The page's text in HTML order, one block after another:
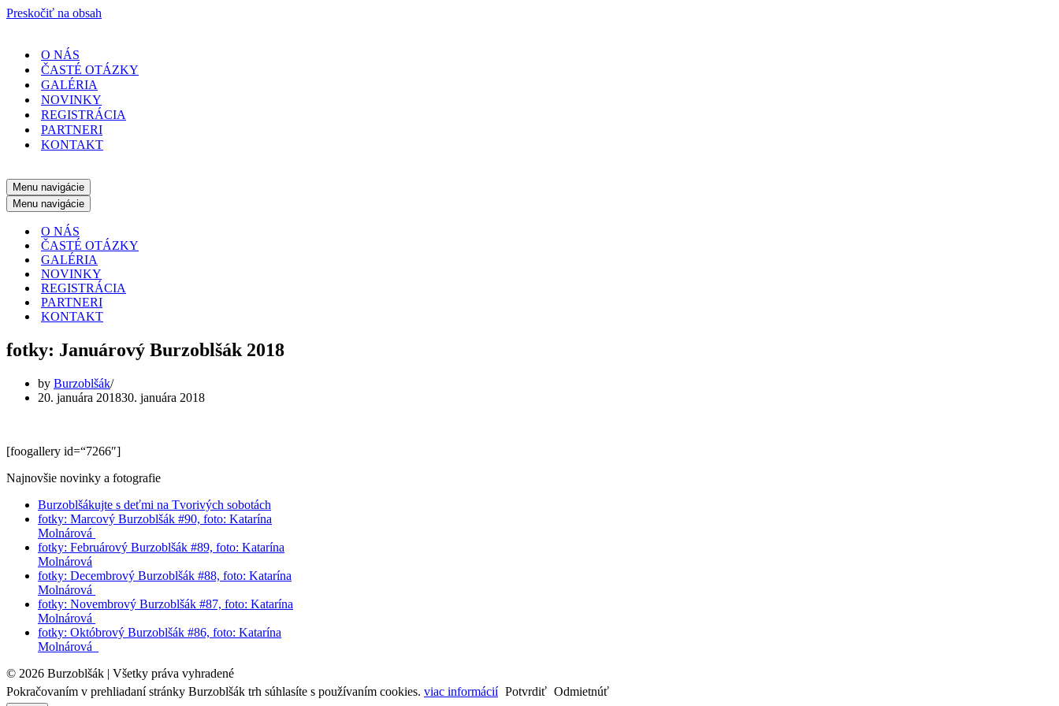
Preskočiť na obsah
O NÁS
ČASTÉ OTÁZKY
GALÉRIA
NOVINKY
REGISTRÁCIA
PARTNERI
KONTAKT
Menu navigácie
Menu navigácie
O NÁS
ČASTÉ OTÁZKY
GALÉRIA
NOVINKY
REGISTRÁCIA
PARTNERI
KONTAKT
fotky: Januárový Burzoblšák 2018
by Burzoblšák
20. januára 201830. januára 2018
[foogallery id=“7266″]
Najnovšie novinky a fotografie
Burzoblšákujte s deťmi na Tvorivých sobotách
fotky: Marcový Burzoblšák #90, foto: Katarína
Molnárová
fotky: Februárový Burzoblšák #89, foto: Katarína
Molnárová
fotky: Decembrový Burzoblšák #88, foto: Katarína
Molnárová
fotky: Novembrový Burzoblšák #87, foto: Katarína
Molnárová
fotky: Októbrový Burzoblšák #86, foto: Katarína
Molnárová
© 2026 Burzoblšák | Všetky práva vyhradené
Pokračovaním v prehliadaní stránky Burzoblšák trh súhlasíte s používaním cookies. viac informácií Potvrdiť Odmietnúť